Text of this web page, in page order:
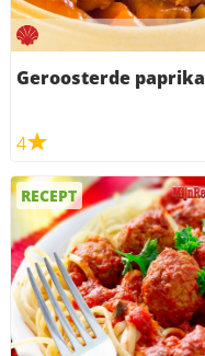
Geroosterde paprika
4
RECEPT